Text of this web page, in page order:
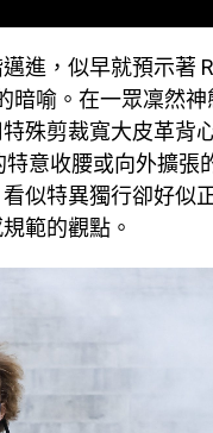
進，似早就預示著
喻。在一眾凜然神
殊剪裁寬大皮革背
意收腰或向外擴張
似特異獨行卻好似
範的觀點。